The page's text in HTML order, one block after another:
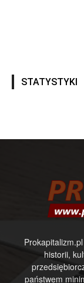
STATYSTYKI
historii,
państwem